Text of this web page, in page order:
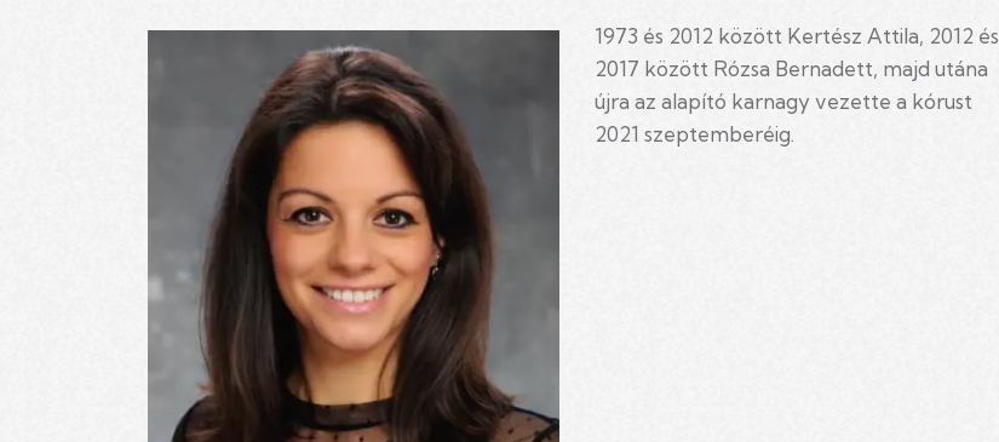
1973 és 2012 között Kertész Attila, 2012 és
2017 között Rózsa Bernadett, majd utána
újra az alapító karnagy vezette a kórust
2021 szeptemberéig.